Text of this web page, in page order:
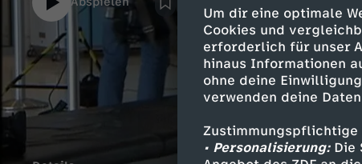
Um dir eine optimale
Cookies und
erforderlich für unser
hinaus Informationen
ohne deine
verwenden deine
• Personalisierung:Die